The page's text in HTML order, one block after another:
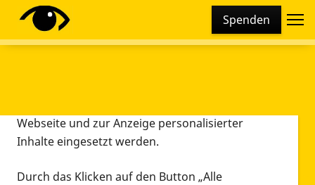
Spenden
Diese Webseite setzt verschiedene Cookies und
Tracking-Tools ein. Dies beinhaltet Cookies und
Webseite und zur Anzeige personalisierter
Inhalte eingesetzt werden.
Durch das Klicken auf den Button „Alle